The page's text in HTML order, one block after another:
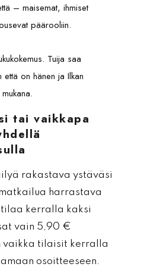
– maisemat, ihmiset
päärooliin.
Tuija saa
että on hänen ja Ilkan
tai vaikkapa
rakastava ystäväsi
harrastava
kerralla kaksi
vain 5,90 €
vaikka tilaisit kerralla
osoitteeseen.